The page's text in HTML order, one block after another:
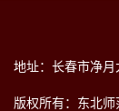
地址：长春市净
版权所有：东北